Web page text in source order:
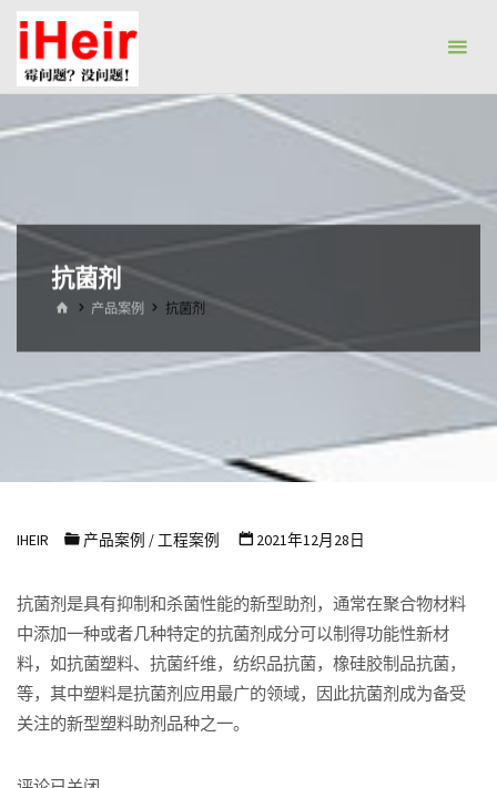
容。
抗
防
水
剂|
干
燥
州
艾
尔
霉
抗
菌
科
抗菌剂
首 产品案例 抗菌剂
IHEIR 产品案例 / 工程案例 2021年12月28日
抗菌剂是具有抑制和杀菌性能的新型助剂，通常在聚合物材料
中添加一种或者几种特定的抗菌剂成分可以制得功能性新材
料，如抗菌塑料、抗菌纤维，纺织品抗菌，橡硅胶制品抗菌，
等，其中塑料是抗菌剂应用最广的领域，因此抗菌剂成为备受
关注的新型塑料助剂品种之一。